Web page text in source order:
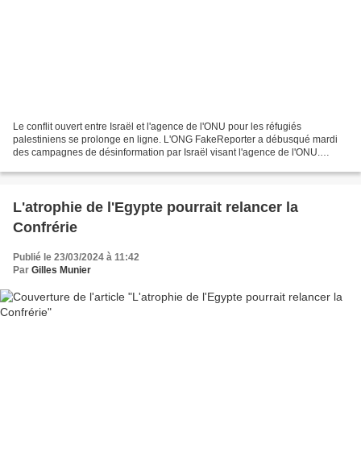
Le conflit ouvert entre Israël et l'agence de l'ONU pour les réfugiés
palestiniens se prolonge en ligne. L'ONG FakeReporter a débusqué mardi
des campagnes de désinformation par Israël visant l'agence de l'ONU.
L'atrophie de l'Egypte pourrait relancer la
Confrérie
Publié le 23/03/2024 à 11:42
Par Gilles Munier